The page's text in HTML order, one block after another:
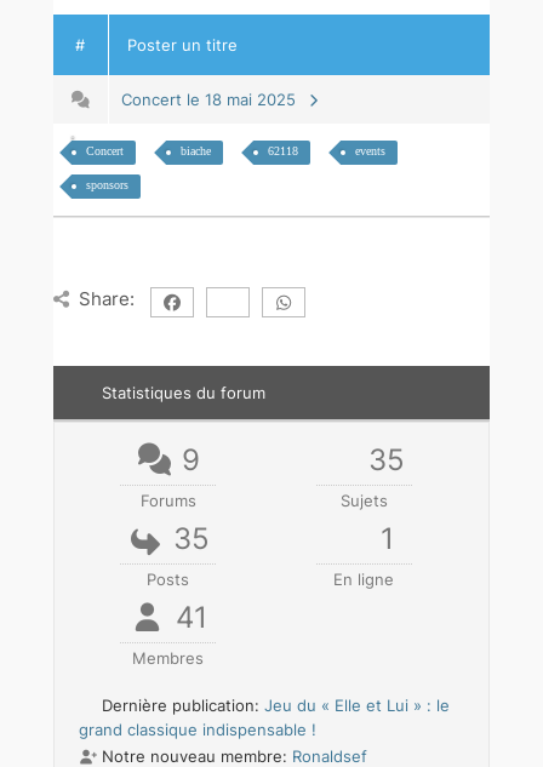
# Poster un titre
Concert le 18 mai 2025
Concert biache 62118 events
sponsors
Share:
Statistiques du forum
9
Forums
35
Sujets
35
Posts
1
En ligne
41
Membres
Dernière publication: Jeu du « Elle et Lui » : le
grand classique indispensable !
Notre nouveau membre: Ronaldsef